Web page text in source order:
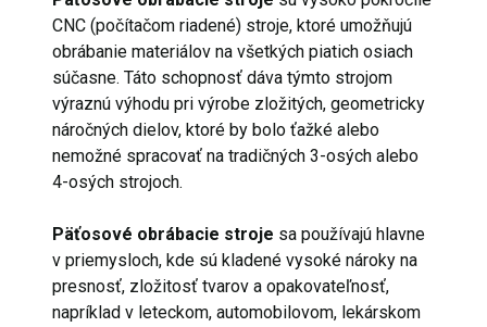
CNC (počítačom riadené) stroje, ktoré umožňujú
obrábanie materiálov na všetkých piatich osiach
súčasne. Táto schopnosť dáva týmto strojom
výraznú výhodu pri výrobe zložitých, geometricky
náročných dielov, ktoré by bolo ťažké alebo
nemožné spracovať na tradičných 3-osých alebo
4-osých strojoch.
Päťosové obrábacie stroje sa používajú hlavne
v priemysloch, kde sú kladené vysoké nároky na
presnosť, zložitosť tvarov a opakovateľnosť,
napríklad v leteckom, automobilovom, lekárskom